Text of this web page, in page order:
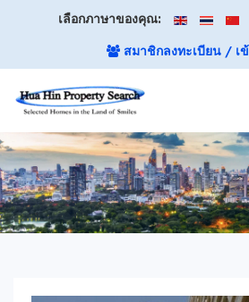
เลือกภาษาของคุณ:
สมาชิกลงทะเบียน / เ